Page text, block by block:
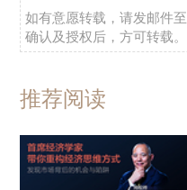
如有意愿转载，请发邮件至
确认及授权后，方可转载。
推荐阅读